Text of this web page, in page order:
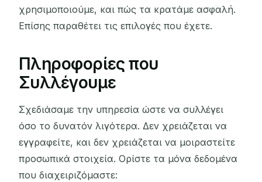
χρησιμοποιούμε, και πώς τα κρατάμε ασφαλή.
Επίσης παραθέτει τις επιλογές που έχετε.
Πληροφορίες που
Συλλέγουμε
Σχεδιάσαμε την υπηρεσία ώστε να συλλέγει
όσο το δυνατόν λιγότερα. Δεν χρειάζεται να
εγγραφείτε, και δεν χρειάζεται να μοιραστείτε
προσωπικά στοιχεία. Ορίστε τα μόνα δεδομένα
που διαχειριζόμαστε: